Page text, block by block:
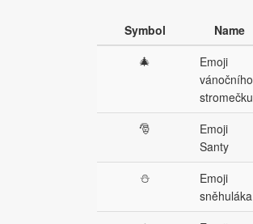
Symbol
Name
🎄
Emoji
vánočního
stromečku
🎅
Emoji
Santy
⛄
Emoji
sněhuláka